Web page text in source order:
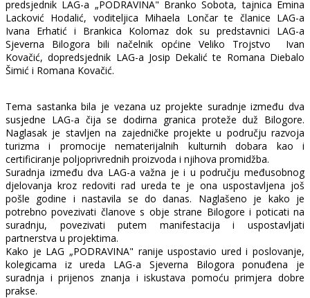
predsjednik LAG-a „PODRAVINA" Branko Sobota, tajnica Emina
Lacković Hodalić, voditeljica Mihaela Lončar te članice LAG-a
Ivana Erhatić i Brankica Kolomaz dok su predstavnici LAG-a
Sjeverna Bilogora bili načelnik općine Veliko Trojstvo Ivan
Kovačić, dopredsjednik LAG-a Josip Dekalić te Romana Diebalo
Šimić i Romana Kovačić.
Tema sastanka bila je vezana uz projekte suradnje između dva
susjedne LAG-a čija se dodirna granica proteže duž Bilogore.
Naglasak je stavljen na zajedničke projekte u području razvoja
turizma i promocije nematerijalnih kulturnih dobara kao i
certificiranje poljoprivrednih proizvoda i njihova promidžba.
Suradnja između dva LAG-a važna je i u području međusobnog
djelovanja kroz redoviti rad ureda te je ona uspostavljena još
pošle godine i nastavila se do danas. Naglašeno je kako je
potrebno povezivati članove s obje strane Bilogore i poticati na
suradnju, povezivati putem manifestacija i uspostavljati
partnerstva u projektima.
Kako je LAG „PODRAVINA" ranije uspostavio ured i poslovanje,
kolegicama iz ureda LAG-a Sjeverna Bilogora ponuđena je
suradnja i prijenos znanja i iskustava pomoću primjera dobre
prakse.